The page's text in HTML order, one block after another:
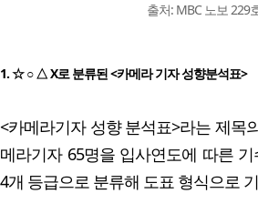
출처: MBC 노보 229
1. ☆ ○ △ X로 분류된 <카메라 기자 성향분석표>
<카메라기자 성향 분석표>라는 제목
메라기자 65명을 입사연도에 따른
4개 등급으로 분류해 도표 형식으로